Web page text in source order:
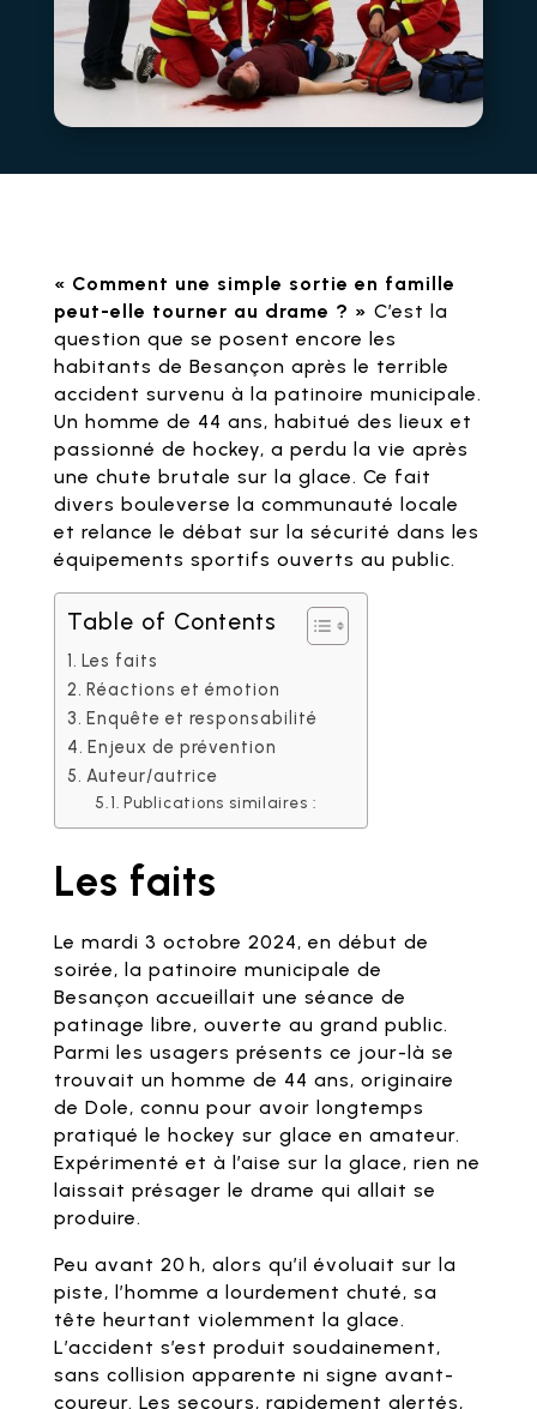
« Comment une simple sortie en famille
peut-elle tourner au drame ? » C’est la
question que se posent encore les
habitants de Besançon après le terrible
accident survenu à la patinoire municipale.
Un homme de 44 ans, habitué des lieux et
passionné de hockey, a perdu la vie après
une chute brutale sur la glace. Ce fait
divers bouleverse la communauté locale
et relance le débat sur la sécurité dans les
équipements sportifs ouverts au public.
Table of Contents
Les faits
Réactions et émotion
Enquête et responsabilité
Enjeux de prévention
Auteur/autrice
Publications similaires :
Les faits
Le mardi 3 octobre 2024, en début de
soirée, la patinoire municipale de
Besançon accueillait une séance de
patinage libre, ouverte au grand public.
Parmi les usagers présents ce jour-là se
trouvait un homme de 44 ans, originaire
de Dole, connu pour avoir longtemps
pratiqué le hockey sur glace en amateur.
Expérimenté et à l’aise sur la glace, rien ne
laissait présager le drame qui allait se
produire.
Peu avant 20 h, alors qu’il évoluait sur la
piste, l’homme a lourdement chuté, sa
tête heurtant violemment la glace.
L’accident s’est produit soudainement,
sans collision apparente ni signe avant-
coureur. Les secours, rapidement alertés,